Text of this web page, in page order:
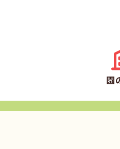
園